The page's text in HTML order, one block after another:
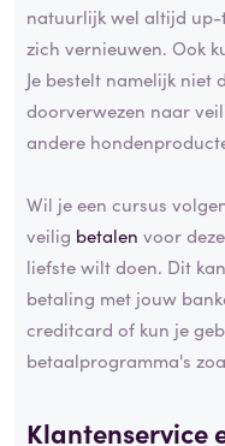
natuurlijk wel altijd up-
zich vernieuwen. Ook
Je bestelt namelijk niet
doorverwezen naar
andere
Wil je een cursus
veilig betalen voor
liefste wilt doen. Dit
betaling met jouw
creditcard of kun je
betaalprogramma's
Klantenservice